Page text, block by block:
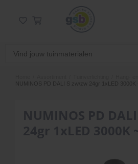
NUMINOS PD DALI S zw/zw 24gr 1xLED 3000K ~